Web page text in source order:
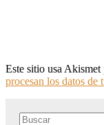
Este sitio usa Akismet
procesan los datos de
Search